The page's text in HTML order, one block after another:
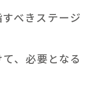
べきステージ
、必要となる